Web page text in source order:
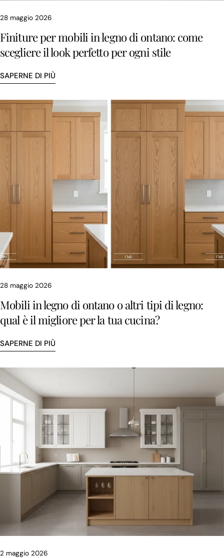
Condividi questo articolo
COPIA
su
Facebook
su
su
Pinterest
28 maggio 2026
Finiture per mobili in legno di ontano: come
scegliere il look perfetto per ogni stile
SAPERNE DI PIÙ
28 maggio 2026
Mobili in legno di ontano o altri tipi di legno:
qual è il migliore per la tua cucina?
SAPERNE DI PIÙ
2 maggio 2026